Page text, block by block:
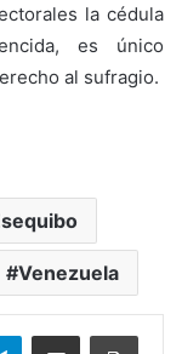
la cédula
es único
al sufragio.
Venezuela
TelegramCompartir por correo electrónico